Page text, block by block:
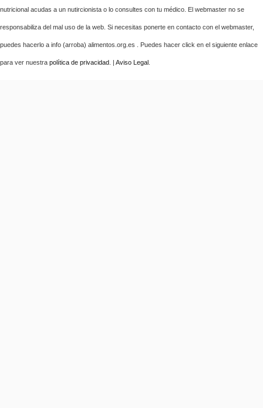
nutricional acudas a un nutircionista o lo consultes con tu médico. El webmaster no se
responsabiliza del mal uso de la web. Si necesitas ponerte en contacto con el webmaster,
puedes hacerlo a info (arroba) alimentos.org.es . Puedes hacer click en el siguiente enlace
para ver nuestra política de privacidad . | Aviso Legal